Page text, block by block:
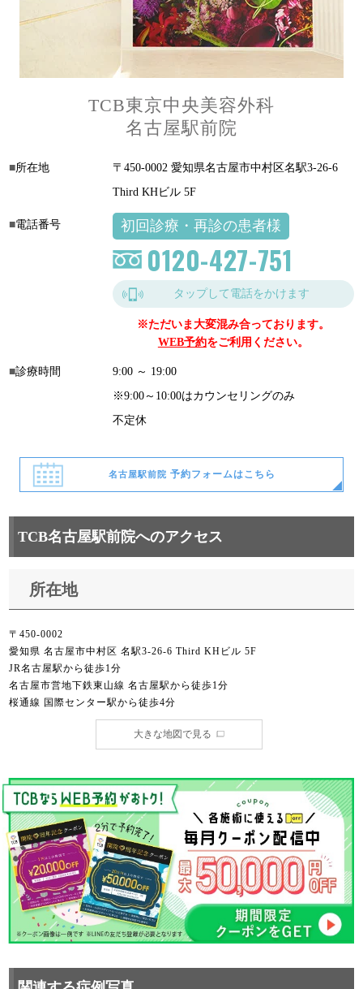
TCB東京中央美容外科
名古屋駅前院
所在地
〒450-0002 愛知県名古屋市中村区名駅3-26-6
Third KHビル 5F
電話番号 初回診療・再診の患者様
0120-427-751
タップして電話をかけます
※ただいま大変混み合っております。
WEB予約をご利用ください。
診療時間
9:00 ～ 19:00
※9:00～10:00はカウンセリングのみ
不定休
名古屋駅前院 予約フォームはこちら
TCB名古屋駅前院へのアクセス
所在地
〒450-0002
愛知県 名古屋市中村区 名駅3-26-6 Third KHビル 5F
JR名古屋駅から徒歩1分
名古屋市営地下鉄東山線 名古屋駅から徒歩1分
桜通線 国際センター駅から徒歩4分
大きな地図で見る